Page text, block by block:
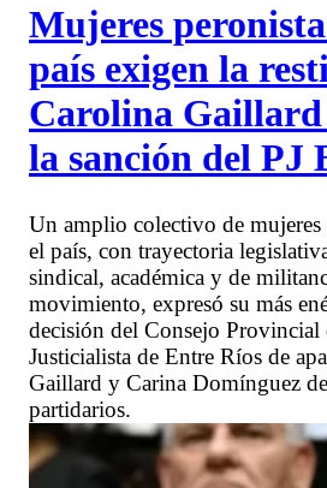
Mujeres
país exigen la
Carolina
la sanción del PJ
Un amplio colectivo de mujeres
el país, con trayectoria
sindical, académica y de
movimiento, expresó su más
decisión del Consejo Provincial
Justicialista de Entre Ríos de
Gaillard y Carina Domínguez
partidarios.